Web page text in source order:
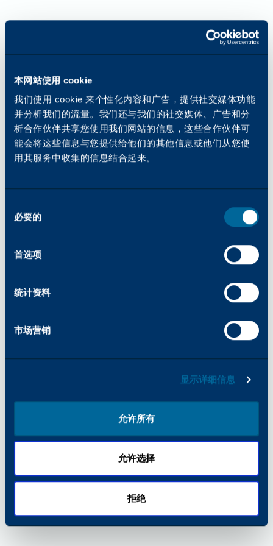
本网站使用 cookie
我们使用 cookie 来个性化内容和广告，提供社交媒体功能
并分析我们的流量。我们还与我们的社交媒体、广告和分
析合作伙伴共享您使用我们网站的信息，这些合作伙伴可
能会将这些信息与您提供给他们的其他信息或他们从您使
用其服务中收集的信息结合起来。
必要的
首选项
统计资料
市场营销
显示详细信息
允许所有
允许选择
拒绝
应用程序错误：加载 katun.com 时发生客户端异常（更多信息请查看